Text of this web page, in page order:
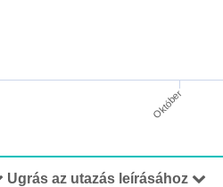
Október
Ugrás az utazás leírásához